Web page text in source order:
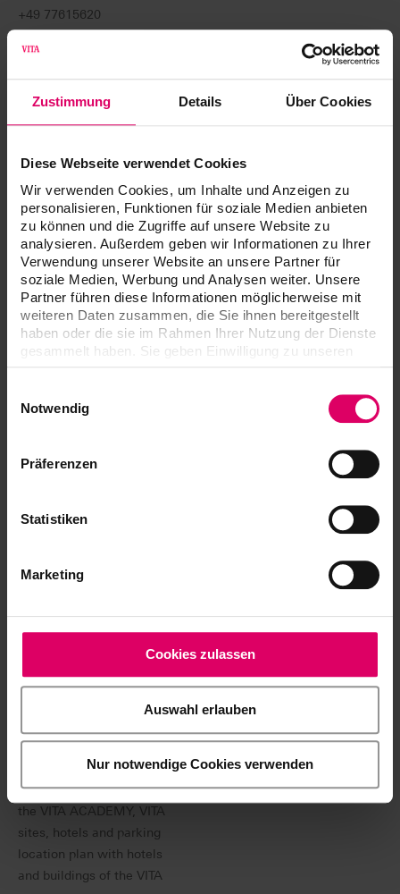
Zustimmung Details Über Cookies
Diese Webseite verwendet Cookies
Wir verwenden Cookies, um Inhalte und Anzeigen zu
personalisieren, Funktionen für soziale Medien anbieten
zu können und die Zugriffe auf unsere Website zu
analysieren. Außerdem geben wir Informationen zu Ihrer
Verwendung unserer Website an unsere Partner für
soziale Medien, Werbung und Analysen weiter. Unsere
Partner führen diese Informationen möglicherweise mit
weiteren Daten zusammen, die Sie ihnen bereitgestellt
haben oder die sie im Rahmen Ihrer Nutzung der Dienste
gesammelt haben. Sie geben Einwilligung zu unseren
Notwendig
Präferenzen
Statistiken
Marketing
Cookies zulassen
Auswahl erlauben
Nur notwendige Cookies verwenden
+49 77615620
D-79713 Bad Säckingen
Enter your position and we
will show you the way.
From ...
To ...
Travelling by plane
IT (62,36 KB)
map with
highway) Bad Säckingen
DE (26,05 KB)
Map Bad Säckingen with
the VITA ACADEMY, VITA
sites , hotels and parking
location plan with hotels
and buildings of the VITA